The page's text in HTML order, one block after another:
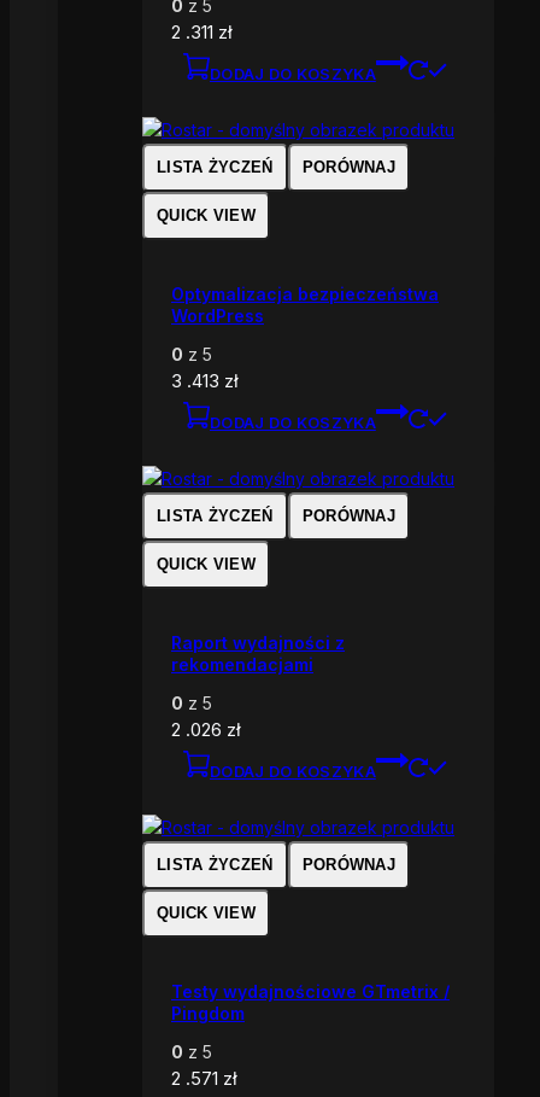
0 z 5
2 .311 zł
DODAJ DO KOSZYKA
LISTA ŻYCZEŃ PORÓWNAJ
QUICK VIEW
Optymalizacja bezpieczeństwa
WordPress
0 z 5
3 .413 zł
DODAJ DO KOSZYKA
LISTA ŻYCZEŃ PORÓWNAJ
QUICK VIEW
Raport wydajności z
rekomendacjami
0 z 5
2 .026 zł
DODAJ DO KOSZYKA
LISTA ŻYCZEŃ PORÓWNAJ
QUICK VIEW
Testy wydajnościowe GTmetrix /
Pingdom
0 z 5
2 .571 zł